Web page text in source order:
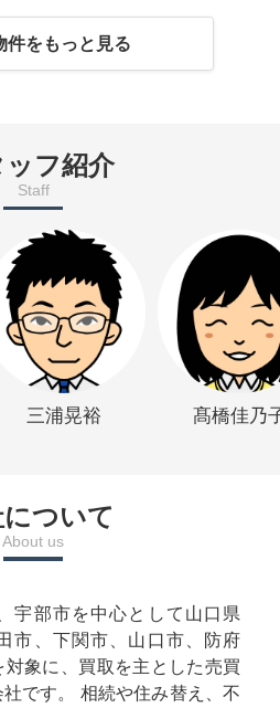
件をもっと見る
ッフ紹介
Staff
三浦晃裕 髙橋佳乃
ついて
About us
宇部市を中心として山口県
市、下関市、山口市、防府
象に、買取を主とした売買
です。 相続や住み替え、不